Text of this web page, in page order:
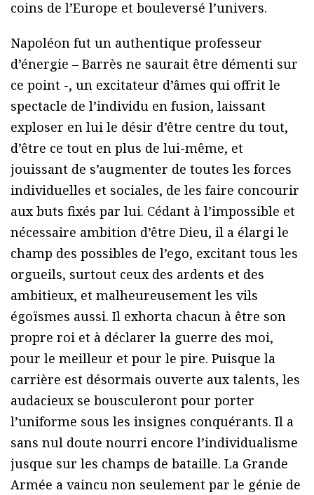
coins de l’Europe et bouleversé l’univers.
Napoléon fut un authentique professeur
d’énergie – Barrès ne saurait être démenti sur
ce point -, un excitateur d’âmes qui offrit le
spectacle de l’individu en fusion, laissant
exploser en lui le désir d’être centre du tout,
d’être ce tout en plus de lui-même, et
jouissant de s’augmenter de toutes les forces
individuelles et sociales, de les faire concourir
aux buts fixés par lui. Cédant à l’impossible et
nécessaire ambition d’être Dieu, il a élargi le
champ des possibles de l’ego, excitant tous les
orgueils, surtout ceux des ardents et des
ambitieux, et malheureusement les vils
égoïsmes aussi. Il exhorta chacun à être son
propre roi et à déclarer la guerre des moi,
pour le meilleur et pour le pire. Puisque la
carrière est désormais ouverte aux talents, les
audacieux se bousculeront pour porter
l’uniforme sous les insignes conquérants. Il a
sans nul doute nourri encore l’individualisme
jusque sur les champs de bataille. La Grande
Armée a vaincu non seulement par le génie de